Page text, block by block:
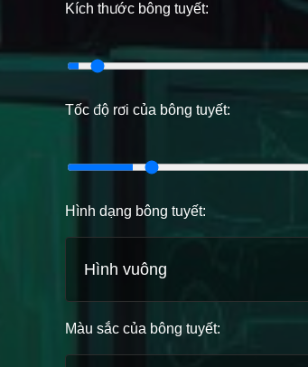
Kích thước bông tuyết:
Tốc độ rơi của bông tuyết:
Hình dạng bông tuyết:
Màu sắc của bông tuyết: